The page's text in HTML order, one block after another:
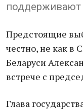
Предстоящие
честно, не как в
Беларуси
встрече с
Глава